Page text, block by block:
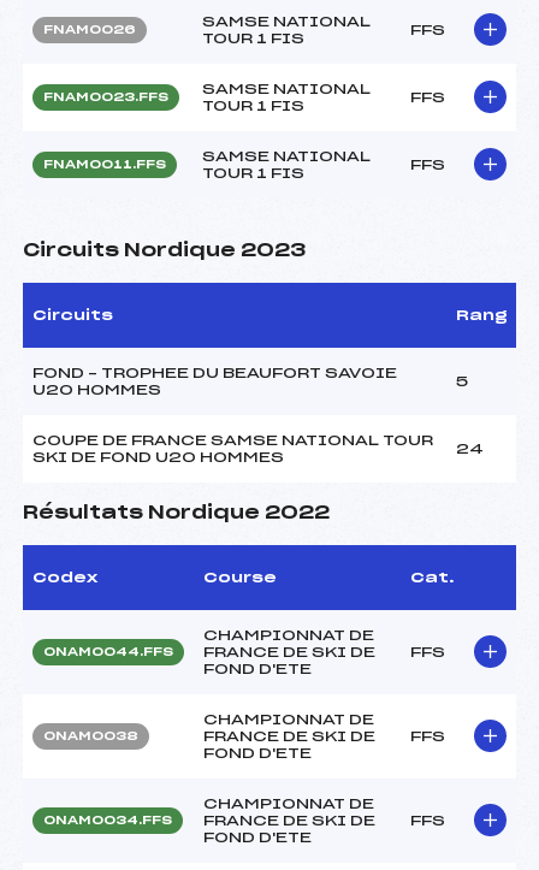
FNAM0026
SAMSE NATIONAL
TOUR 1 FIS
FFS
FNAM0023.FFS
SAMSE NATIONAL
TOUR 1 FIS
FFS
FNAM0011.FFS
SAMSE NATIONAL
TOUR 1 FIS
FFS
Circuits Nordique 2023
Circuits Rang
FOND – TROPHEE DU BEAUFORT SAVOIE
U20 HOMMES
5
COUPE DE FRANCE SAMSE NATIONAL TOUR
SKI DE FOND U20 HOMMES
24
Résultats Nordique 2022
Codex Course Cat.
ONAM0044.FFS
CHAMPIONNAT DE
FRANCE DE SKI DE
FOND D'ETE
FFS
ONAM0038
CHAMPIONNAT DE
FRANCE DE SKI DE
FOND D'ETE
FFS
ONAM0034.FFS
CHAMPIONNAT DE
FRANCE DE SKI DE
FOND D'ETE
FFS